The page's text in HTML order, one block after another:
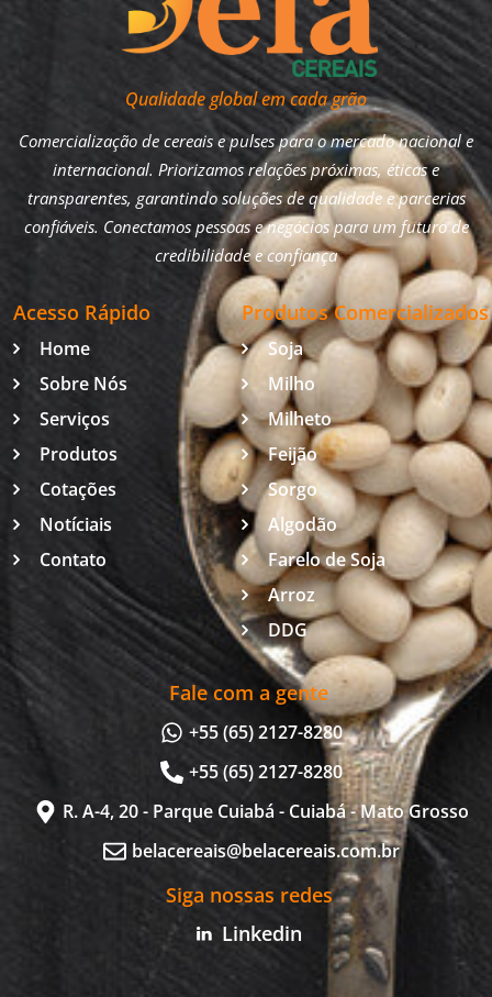
Qualidade global em cada grão
Comercialização de cereais e pulses para o mercado nacional e
internacional. Priorizamos relações próximas, éticas e
transparentes, garantindo soluções de qualidade e parcerias
confiáveis. Conectamos pessoas e negócios para um futuro de
credibilidade e confiança
Acesso Rápido
Home
Sobre Nós
Serviços
Produtos
Cotações
Notíciais
Contato
Produtos Comercializados
Soja
Milho
Milheto
Feijão
Sorgo
Algodão
Farelo de Soja
Arroz
DDG
Fale com a gente
+55 (65) 2127-8280
+55 (65) 2127-8280
R. A-4, 20 - Parque Cuiabá - Cuiabá - Mato Grosso
belacereais@belacereais.com.br
Siga nossas redes
Linkedin